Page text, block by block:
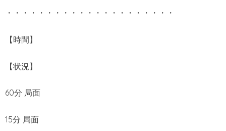
・・・・・・・・・・・・・・・・・・・・・
【時間】
【状況】
60分 局面
15分 局面